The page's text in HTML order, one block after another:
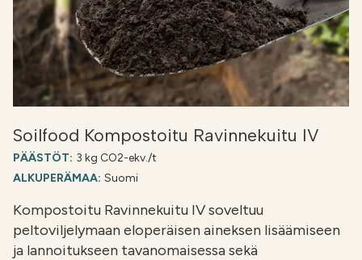
Soilfood Kompostoitu Ravinnekuitu IV
PÄÄSTÖT: 3 kg CO2-ekv./t
ALKUPERÄMAA: Suomi
Kompostoitu Ravinnekuitu IV soveltuu
peltoviljelymaan eloperäisen aineksen lisäämiseen
ja lannoitukseen tavanomaisessa sekä